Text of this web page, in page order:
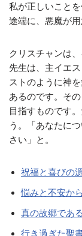
私が正しいこと
途端に、悪魔が
クリスチャンは
先生は、主イエ
ストのように神
あるのです。そ
目指すものです
う。「あなたに
さい」と。
祝福と喜びの
悩みと不安か
真の故郷であ
行き過ぎた聖